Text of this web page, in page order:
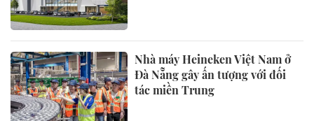
Nhà máy Heineken Việt Nam ở
Đà Nẵng gây ấn tượng với đối
tác miền Trung